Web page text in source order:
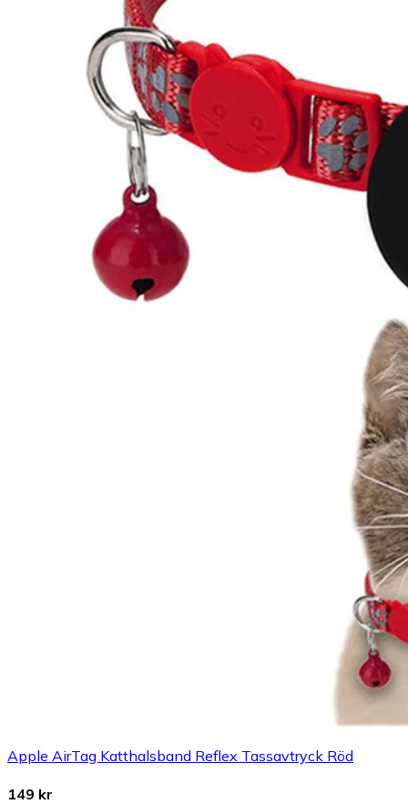
Apple AirTag Katthalsband Reflex Tassavtryck Röd
149 kr